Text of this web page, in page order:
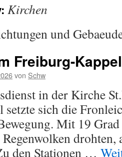
Kirchen
und
Freiburg-Kappel
von Schw
in der Kirche
sich die
Mit 19
drohten,
den Stationen …